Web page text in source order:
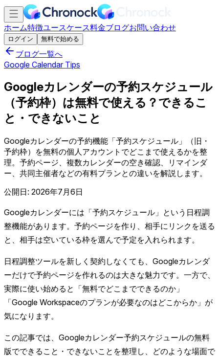
ホーム特徴ユースケース料金ブログお問い合わせ
ログイン 無料で始める
ブログ一覧へ
Google Calendar Tips
Googleカレンダーの予約スケジュール
（予約枠）は無料で使える？できるこ
と・できないこと
Googleカレンダーの予約機能「予約スケジュール」（旧・
予約枠）を無料の個人アカウントでどこまで使えるかを整
理。予約ページ、複数カレンダーの空き確認、リマインダ
ー、共同主催者などの有料プランとの違いを解説します。
公開日: 2026年7月6日
Googleカレンダーには「予約スケジュール」という日程調
整機能があります。予約ページを作り、相手にリンクを送る
と、相手は空いている枠を選んで予定を入れられます。
日程調整ツールを新しく契約しなくても、Googleカレンダ
ーだけで予約ページを作れるのは大きな魅力です。一方で、
実際に使い始めると「無料でどこまでできるのか」
「Google Workspaceのプランが必要なのはどこからか」が
気になります。
この記事では、Googleカレンダー予約スケジュールの無料
版でできること・できないことを整理し、どのような場面で